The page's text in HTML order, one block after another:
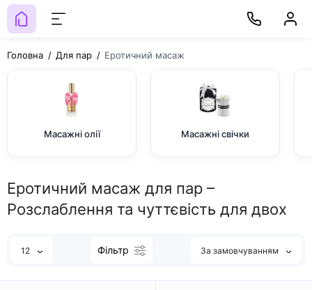
Головна Для пар Еротичний масаж
Масажні олії Масажні свічки
Еротичний масаж для пар –
Розслаблення та чуттєвість для двох
12 Фільтр За замовчуванням